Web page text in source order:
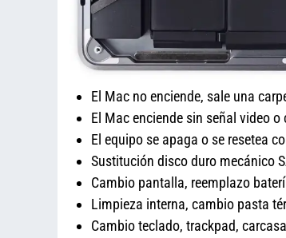
El Mac no enciende, sale una
El Mac enciende sin señal video
El equipo se apaga o se resetea
Sustitución disco duro mecánico
Cambio pantalla, reemplazo
Limpieza interna, cambio pasta
Cambio teclado, trackpad,